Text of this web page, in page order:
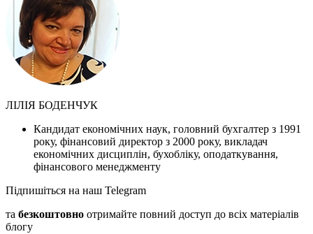
ЛІЛІЯ БОДЕНЧУК
Кандидат економічних наук, головний бухгалтер з 1991
року, фінансовий директор з 2000 року, викладач
економічних дисциплін, бухобліку, оподаткування,
фінансового менеджменту
Підпишіться на наш Telegram
та безкоштовно отримайте повний доступ до всіх матеріалів
блогу